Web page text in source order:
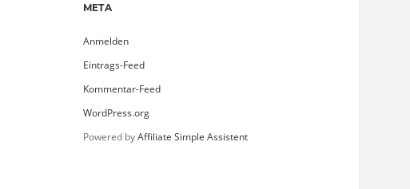
META
Anmelden
Eintrags-Feed
Kommentar-Feed
WordPress.org
Powered byAffiliate Simple Assistent